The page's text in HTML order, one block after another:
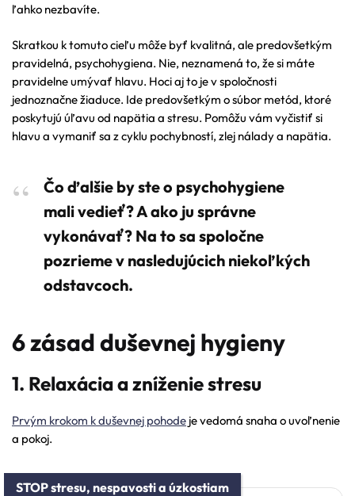
ľahko nezbavíte.
Skratkou k tomuto cieľu môže byť kvalitná, ale predovšetkým
pravidelná, psychohygiena. Nie, neznamená to, že si máte
pravidelne umývať hlavu. Hoci aj to je v spoločnosti
jednoznačne žiaduce. Ide predovšetkým o súbor metód, ktoré
poskytujú úľavu od napätia a stresu. Pomôžu vám vyčistiť si
hlavu a vymaniť sa z cyklu pochybností, zlej nálady a napätia.
Čo ďalšie by ste o psychohygiene
mali vedieť? A ako ju správne
vykonávať? Na to sa spoločne
pozrieme v nasledujúcich niekoľkých
odstavcoch.
6 zásad duševnej hygieny
1. Relaxácia a zníženie stresu
Prvým krokom k duševnej pohode je vedomá snaha o uvoľnenie
a pokoj.
STOP stresu, nespavosti a úzkostiam